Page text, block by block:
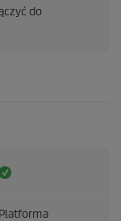
do
Platforma